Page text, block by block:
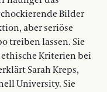
Bilder
aber seriöse
treiben lassen. Sie
Kriterien bei
Sarah Kreps,
University. Sie